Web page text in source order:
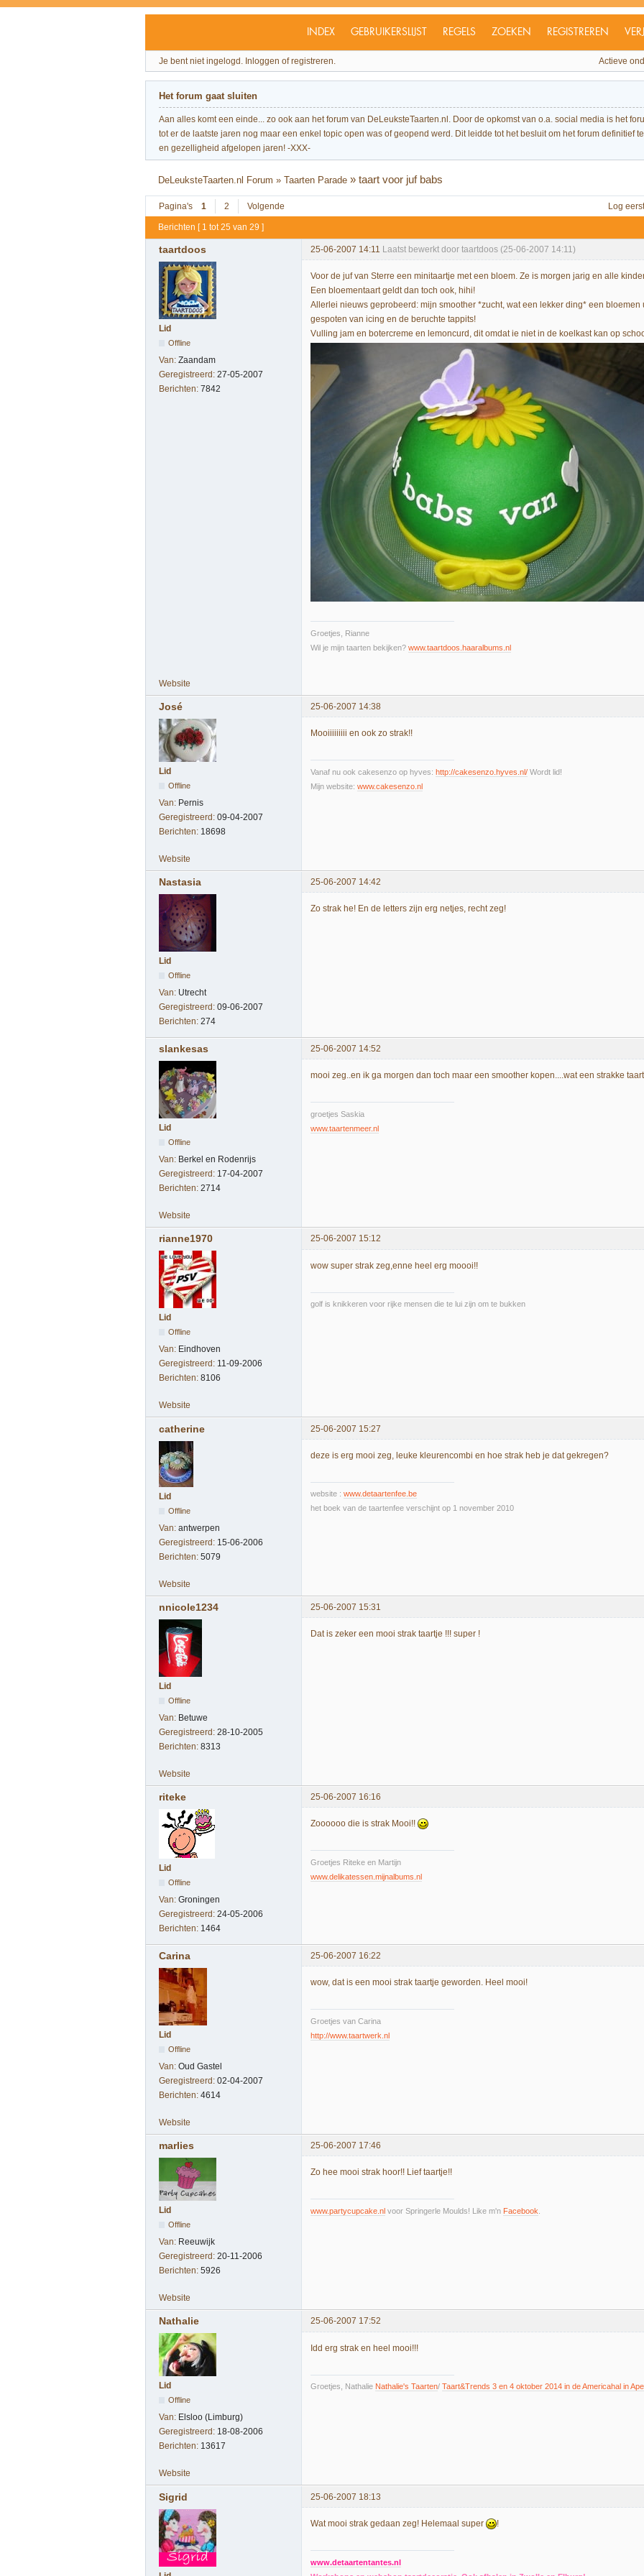
INDEX GEBRUIKERSLIJST REGELS ZOEKEN REGISTREREN
Je bent niet ingelogd. Inloggen of registreren. Actieve
Het forum gaat sluiten
Aan alles komt een einde... zo ook aan het forum van DeLeuksteTaarten.nl. Door de opkomst van o.a. social media is het
tot er de laatste jaren nog maar een enkel topic open was of geopend werd. Dit leidde tot het besluit om het forum definitief
en gezelligheid afgelopen jaren! -XXX-
DeLeuksteTaarten.nl Forum »Taarten Parade »taart voor juf babs
Pagina's 1 2 Volgende Log
Berichten [ 1 tot 25 van 29 ]
taartdoos 25-06-2007 14:11 Laatst bewerkt door taartdoos (25-06-2007 14:11)
Lid
Offline
Van: Zaandam
Geregistreerd: 27-05-2007
Berichten: 7842
Voor de juf van Sterre een minitaartje met een bloem. Ze is morgen jarig en alle
Een bloementaart geldt dan toch ook, hihi!
Allerlei nieuws geprobeerd: mijn smoother *zucht, wat een lekker ding* een
gespoten van icing en de beruchte tappits!
Vulling jam en botercreme en lemoncurd, dit omdat ie niet in de koelkast kan op
Groetjes, Rianne
Wil je mijn taarten bekijken? www.taartdoos.haaralbums.nl
Website
José 25-06-2007 14:38
Lid
Offline
Van: Pernis
Geregistreerd: 09-04-2007
Berichten: 18698
Mooiiiiiiiii en ook zo strak!!
Vanaf nu ook cakesenzo op hyves: http://cakesenzo.hyves.nl/ Wordt lid!
Mijn website: www.cakesenzo.nl
Website
Nastasia 25-06-2007 14:42
Lid
Offline
Van: Utrecht
Geregistreerd: 09-06-2007
Berichten: 274
Zo strak he! En de letters zijn erg netjes, recht zeg!
slankesas 25-06-2007 14:52
Lid
Offline
Van: Berkel en Rodenrijs
Geregistreerd: 17-04-2007
Berichten: 2714
mooi zeg..en ik ga morgen dan toch maar een smoother kopen....wat een strakke
groetjes Saskia
www.taartenmeer.nl
Website
rianne1970 25-06-2007 15:12
Lid
Offline
Van: Eindhoven
Geregistreerd: 11-09-2006
Berichten: 8106
wow super strak zeg,enne heel erg moooi!!
golf is knikkeren voor rijke mensen die te lui zijn om te bukken
Website
catherine 25-06-2007 15:27
Lid
Offline
Van: antwerpen
Geregistreerd: 15-06-2006
Berichten: 5079
deze is erg mooi zeg, leuke kleurencombi en hoe strak heb je dat gekregen?
website : www.detaartenfee.be
het boek van de taartenfee verschijnt op 1 november 2010
Website
nnicole1234 25-06-2007 15:31
Lid
Offline
Van: Betuwe
Geregistreerd: 28-10-2005
Berichten: 8313
Dat is zeker een mooi strak taartje !!! super !
Website
riteke 25-06-2007 16:16
Lid
Offline
Van: Groningen
Geregistreerd: 24-05-2006
Berichten: 1464
Zoooooo die is strak Mooi!!
Groetjes Riteke en Martijn
www.delikatessen.mijnalbums.nl
Carina 25-06-2007 16:22
Lid
Offline
Van: Oud Gastel
Geregistreerd: 02-04-2007
Berichten: 4614
wow, dat is een mooi strak taartje geworden. Heel mooi!
Groetjes van Carina
http://www.taartwerk.nl
Website
marlies 25-06-2007 17:46
Lid
Offline
Van: Reeuwijk
Geregistreerd: 20-11-2006
Berichten: 5926
Zo hee mooi strak hoor!! Lief taartje!!
www.partycupcake.nl voor Springerle Moulds! Like m'n Facebook
Website
Nathalie 25-06-2007 17:52
Lid
Offline
Van: Elsloo (Limburg)
Geregistreerd: 18-08-2006
Berichten: 13617
Idd erg strak en heel mooi!!!
Groetjes, Nathalie Nathalie's Taarten/ Taart&Trends 3 en 4 oktober 2014 in de Americahal in
Website
Sigrid 25-06-2007 18:13
Wat mooi strak gedaan zeg! Helemaal super !
www.detaartentantes.nl